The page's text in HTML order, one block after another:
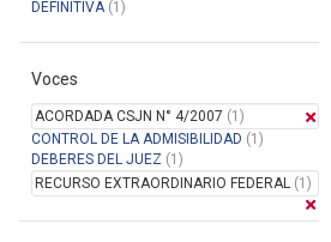
Sumarios del STJ
Manual del Usuario
DEFINITIVA(1)
Voces
ACORDADA CSJN N° 4/2007 (1)
CONTROL DE LA ADMISIBILIDAD (1)
DEBERES DEL JUEZ (1)
RECURSO EXTRAORDINARIO FEDERAL (1)